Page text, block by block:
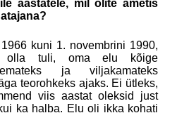
aastatele, mil olite ametis
kuni 1. novembrini 1990,
olla tuli, oma elu kõige
ja viljakamateks
teorohkeks ajaks. Ei ütleks,
viis aastat oleksid just
ka halba. Elu oli ikka kohati